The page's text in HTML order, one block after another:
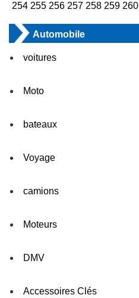
254 255 256 257 258 259 260
Automobile
voitures
Moto
bateaux
Voyage
camions
Moteurs
DMV
Accessoires Clés